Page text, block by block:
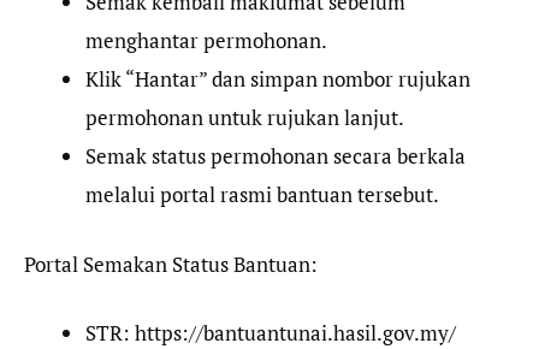
menghantar permohonan.
Klik “Hantar” dan simpan nombor rujukan
permohonan untuk rujukan lanjut.
Semak status permohonan secara berkala
melalui portal rasmi bantuan tersebut.
Portal Semakan Status Bantuan:
STR: https://bantuantunai.hasil.gov.my/